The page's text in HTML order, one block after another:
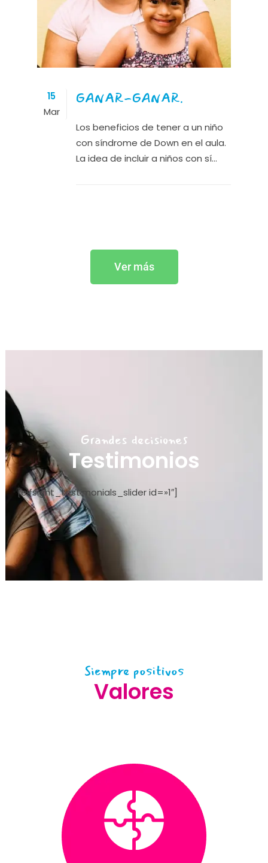
15
Mar
GANAR-GANAR.
Los beneficios de tener a un niño
con síndrome de Down en el aula.
La idea de incluir a niños con sí...
Ver más
Grandes decisiones
Testimonios
[elfsight_testimonials_slider id=»1″]
Siempre positivos
Valores